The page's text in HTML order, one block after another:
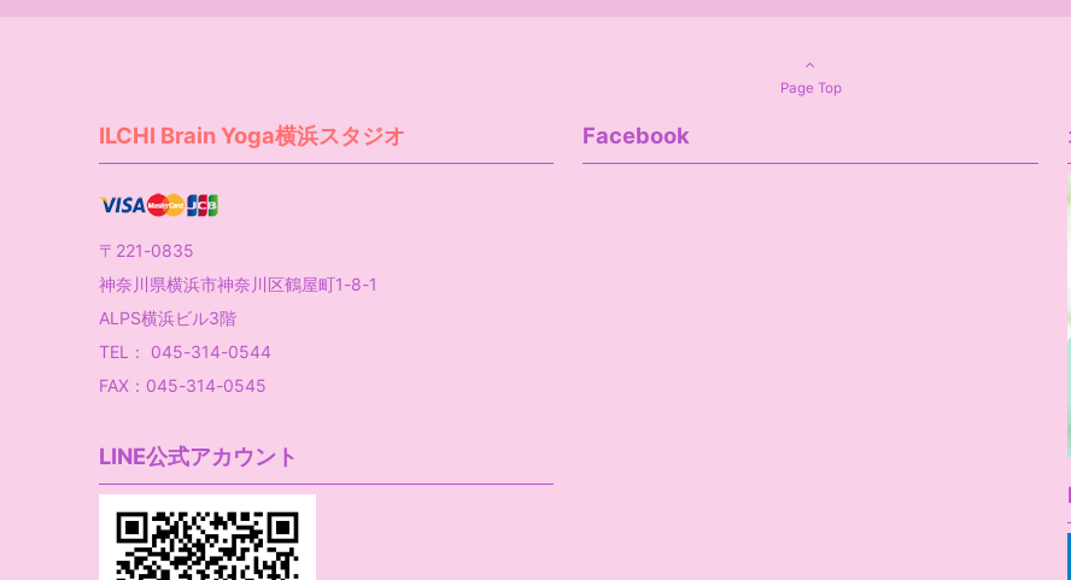
Page Top
ILCHI Brain Yoga横浜スタジオ
〒221-0835
神奈川県横浜市神奈川区鶴屋町1-8-1
ALPS横浜ビル3階
TEL： 045-314-0544
FAX：045-314-0545
LINE公式アカウント
Facebook